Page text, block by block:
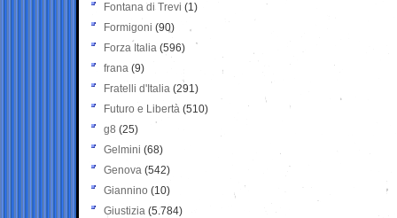
Fontana di Trevi (1)
Formigoni (90)
Forza Italia (596)
frana (9)
Fratelli d'Italia (291)
Futuro e Libertà (510)
g8 (25)
Gelmini (68)
Genova (542)
Giannino (10)
Giustizia (5.784)